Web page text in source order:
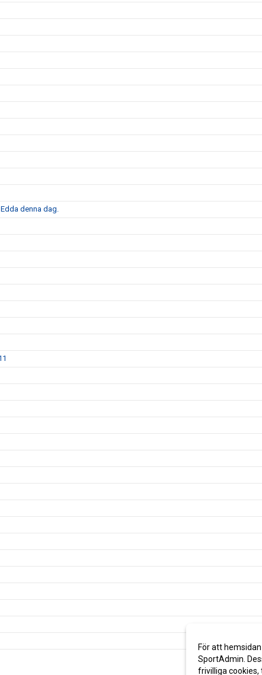
denna dag.
För att
SportAdmin.
frivilliga cookies,